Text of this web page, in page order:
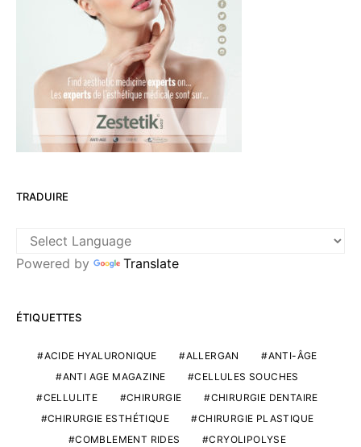
TRADUIRE
Powered by Translate
ÉTIQUETTES
ACIDE HYALURONIQUE ALLERGAN
ANTI-ÂGE
ANTI AGE MAGAZINE
CELLULES SOUCHES
CELLULITE
CHIRURGIE
CHIRURGIE DENTAIRE
CHIRURGIE ESTHÉTIQUE
CHIRURGIE PLASTIQUE
COMBLEMENT RIDES
CRYOLIPOLYSE